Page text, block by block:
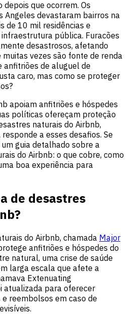
que ocorrem. Os
Angeles devastaram bairros na
de 10 mil residências e
pública. Furacões
desastrosos, afetando
vezes são fonte de renda
anfitriões de aluguel de
caro, mas como se proteger
apoiam anfitriões e hóspedes
políticas ofereçam proteção
naturais do Airbnb,
a esses desafios. Se
guia detalhado sobre a
do Airbnb: o que cobre, como
boa experiência para
de desastres
do Airbnb, chamada Major
anfitriões e hóspedes do
natural, uma crise de saúde
larga escala que afete a
Extenuating
atualizada para oferecer
reembolsos em caso de